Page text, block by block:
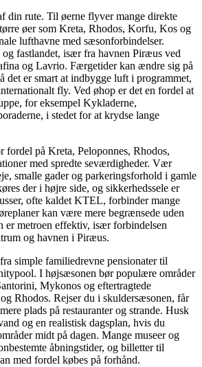
din rute. Til øerne flyver mange direkte
øer som Kreta, Rhodos, Korfu, Kos og
lufthavne med sæsonforbindelser.
fastlandet, især fra havnen Piræus ved
og Lavrio. Færgetider kan ændre sig på
det er smart at indbygge luft i programmet,
fly. Ved øhop er det en fordel at
for eksempel Kykladerne,
i stedet for at krydse lange
fordel på Kreta, Peloponnes, Rhodos,
med spredte seværdigheder. Vær
smalle gader og parkeringsforhold i gamle
der i højre side, og sikkerhedssele er
ofte kaldet KTEL, forbinder mange
kan være mere begrænsede uden
er metroen effektiv, især forbindelsen
og havnen i Piræus.
simple familiedrevne pensionater til
I højsæsonen bør populære områder
Mykonos og eftertragtede
Rhodos. Rejser du i skuldersæsonen, får
plads på restauranter og strande. Husk
og en realistisk dagsplan, hvis du
midt på dagen. Mange museer og
åbningstider, og billetter til
med fordel købes på forhånd.